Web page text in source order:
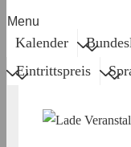
Menu
Kalender
Eintrittspreis